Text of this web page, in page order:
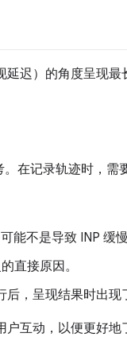
延迟）的角度呈现最
在记录轨迹时，需
能不是导致 INP 缓慢
直接原因。
，呈现结果时出现
互动，以便更好地